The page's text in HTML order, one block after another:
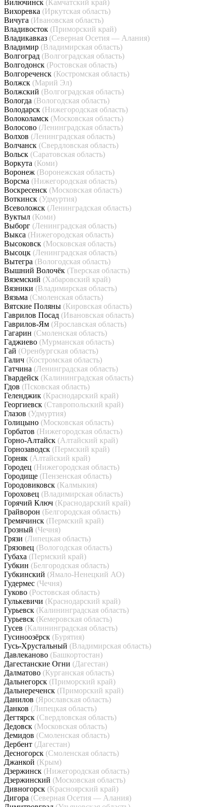
Вилючинск (Камчатский край)
Вихоревка (Иркутская область)
Вичуга (Ивановская область)
Владивосток (Приморский край)
Владикавказ (Северная Осетия — Алания)
Владимир (Владимирская область)
Волгоград (Волгоградская область)
Волгодонск (Ростовская область)
Волгореченск (Костромская область)
Волжск (Марий Эл)
Волжский (Волгоградская область)
Вологда (Вологодская область)
Володарск (Нижегородская область)
Волоколамск (Московская область)
Волосово (Ленинградская область)
Волхов (Ленинградская область)
Волчанск (Свердловская область)
Вольск (Саратовская область)
Воркута (Коми)
Воронеж (Воронежская область)
Ворсма (Нижегородская область)
Воскресенск (Московская область)
Воткинск (Удмуртия)
Всеволожск (Ленинградская область)
Вуктыл (Коми)
Выборг (Ленинградская область)
Выкса (Нижегородская область)
Высоковск (Московская область)
Высоцк (Ленинградская область)
Вытегра (Вологодская область)
Вышний Волочёк (Тверская область)
Вяземский (Хабаровский край)
Вязники (Владимирская область)
Вязьма (Смоленская область)
Вятские Поляны (Кировская область)
Гаврилов Посад (Ивановская область)
Гаврилов-Ям (Ярославская область)
Гагарин (Смоленская область)
Гаджиево (Мурманская область)
Гай (Оренбургская область)
Галич (Костромская область)
Гатчина (Ленинградская область)
Гвардейск (Калининградская область)
Гдов (Псковская область)
Геленджик (Краснодарский край)
Георгиевск (Ставропольский край)
Глазов (Удмуртия)
Голицыно (Московская область)
Горбатов (Нижегородская область)
Горно-Алтайск (Алтайский край)
Горнозаводск (Пермский край)
Горняк (Алтайский край)
Городец (Нижегородская область)
Городище (Пензенская область)
Городовиковск (Калмыкия)
Гороховец (Владимирская область)
Горячий Ключ (Краснодарский край)
Грайворон (Белгородская область)
Гремячинск (Пермский край)
Грозный (Чечня)
Грязи (Липецкая область)
Грязовец (Вологодская область)
Губаха (Пермский край)
Губкин (Белгородская область)
Губкинский (Ямало-Ненецкий АО)
Гудермес (Чечня)
Гуково (Ростовская область)
Гулькевичи (Краснодарский край)
Гурьевск (Калининградская область)
Гурьевск (Кемеровская область)
Гусев (Калининградская область)
Гусиноозёрск (Бурятия)
Гусь-Хрустальный (Владимирская область)
Давлеканово (Башкортостан)
Дагестанские Огни (Дагестан)
Далматово (Курганская область)
Дальнегорск (Приморский край)
Дальнереченск (Приморский край)
Данилов (Ярославская область)
Данков (Липецкая область)
Дегтярск (Свердловская область)
Дедовск (Московская область)
Демидов (Смоленская область)
Дербент (Дагестан)
Десногорск (Смоленская область)
Джанкой (Крым)
Дзержинск (Нижегородская область)
Дзержинский (Московская область)
Дивногорск (Красноярский край)
Дигора (Северная Осетия — Алания)